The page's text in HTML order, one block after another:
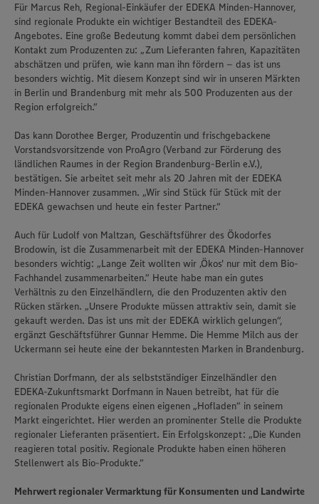
Für Marcus Reh, Regional-Einkäufer der EDEKA Minden-Hannover,
sind regionale Produkte ein wichtiger Bestandteil des EDEKA-
Angebotes. Eine große Bedeutung kommt dabei dem persönlichen
Kontakt zum Produzenten zu: „Zum Lieferanten fahren, Kapazitäten
abschätzen und prüfen, wie kann man ihn fördern – das ist uns
besonders wichtig. Mit diesem Konzept sind wir in unseren Märkten
in Berlin und Brandenburg mit mehr als 500 Produzenten aus der
Region erfolgreich.“
Das kann Dorothee Berger, Produzentin und frischgebackene
Vorstandsvorsitzende von ProAgro (Verband zur Förderung des
ländlichen Raumes in der Region Brandenburg-Berlin e.V.),
bestätigen. Sie arbeitet seit mehr als 20 Jahren mit der EDEKA
Minden-Hannover zusammen. „Wir sind Stück für Stück mit der
EDEKA gewachsen und heute ein fester Partner.“
Auch für Ludolf von Maltzan, Geschäftsführer des Ökodorfes
Brodowin, ist die Zusammenarbeit mit der EDEKA Minden-Hannover
besonders wichtig: „Lange Zeit wollten wir ‚Ökos' nur mit dem Bio-
Fachhandel zusammenarbeiten.“ Heute habe man ein gutes
Verhältnis zu den Einzelhändlern, die den Produzenten aktiv den
Rücken stärken. „Unsere Produkte müssen attraktiv sein, damit sie
gekauft werden. Das ist uns mit der EDEKA wirklich gelungen“,
ergänzt Geschäftsführer Gunnar Hemme. Die Hemme Milch aus der
Uckermann sei heute eine der bekanntesten Marken in Brandenburg.
Christian Dorfmann, der als selbstständiger Einzelhändler den
EDEKA-Zukunftsmarkt Dorfmann in Nauen betreibt, hat für die
regionalen Produkte eigens einen eigenen „Hofladen“ in seinem
Markt eingerichtet. Hier werden an prominenter Stelle die Produkte
regionaler Lieferanten präsentiert. Ein Erfolgskonzept: „Die Kunden
reagieren total positiv. Regionale Produkte haben einen höheren
Stellenwert als Bio-Produkte.“
Mehrwert regionaler Vermarktung für Konsumenten und Landwirte